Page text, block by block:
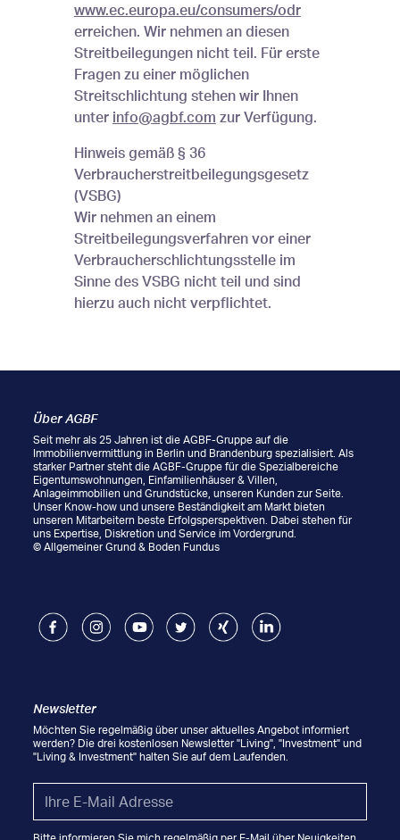
www.ec.europa.eu/consumers/odr
erreichen. Wir nehmen an diesen
Streitbeilegungen nicht teil. Für erste
Fragen zu einer möglichen
Streitschlichtung stehen wir Ihnen
unter info@agbf.com zur Verfügung.
Hinweis gemäß § 36
Verbraucherstreitbeilegungsgesetz
(VSBG)
Wir nehmen an einem
Streitbeilegungsverfahren vor einer
Verbraucherschlichtungsstelle im
Sinne des VSBG nicht teil und sind
hierzu auch nicht verpflichtet.
Über AGBF
Seit mehr als 25 Jahren ist die AGBF-Gruppe auf die
Immobilienvermittlung in Berlin und Brandenburg spezialisiert. Als
starker Partner steht die AGBF-Gruppe für die Spezialbereiche
Eigentumswohnungen, Einfamilienhäuser & Villen,
Anlageimmobilien und Grundstücke, unseren Kunden zur Seite.
Unser Know-how und unsere Beständigkeit am Markt bieten
unseren Mitarbeitern beste Erfolgsperspektiven. Dabei stehen für
uns Expertise, Diskretion und Service im Vordergrund.
© Allgemeiner Grund & Boden Fundus
FacebookInstagramYoutube Twitter Xing LinkedIn
Newsletter
Möchten Sie regelmäßig über unser aktuelles Angebot informiert
werden? Die drei kostenlosen Newsletter "Living", "Investment" und
"Living & Investment" halten Sie auf dem Laufenden.